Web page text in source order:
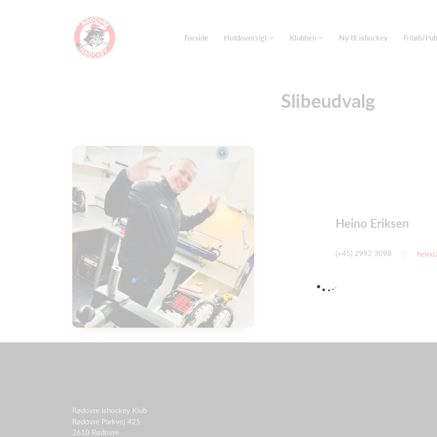
Forside Holdoversigt Klubben Ny til ishockey Friløb/
Slibeudvalg
Heino Eriksen
(+45) 2992 3098
Rødovre Ishockey Klub
Rødovre Parkvej 425
2610 Rødovre